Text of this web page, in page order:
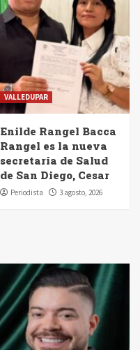
VALLEDUPAR
Enilde Rangel Bacca
Rangel es la nueva
secretaria de Salud
de San Diego, Cesar
Periodista 3 agosto, 2026